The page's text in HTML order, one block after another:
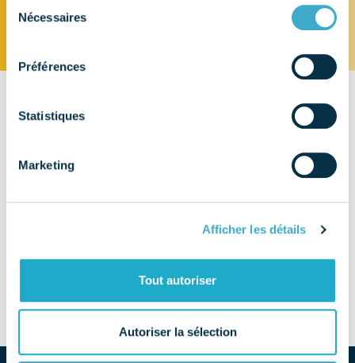
Nécessaires
Préférences
Statistiques
Marketing
Afficher les détails
Tout autoriser
Autoriser la sélection
CONTACT